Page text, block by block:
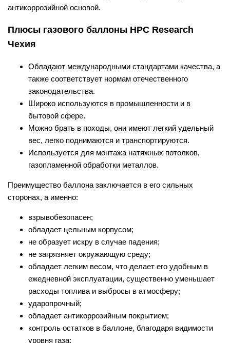
антикоррозийной основой.
Плюсы газового баллоны HPC Research
Чехия
Обладают международными стандартами качества, а
также соответствует нормам отечественного
законодательства.
Широко используются в промышленности и в
бытовой сфере.
Можно брать в походы, они имеют легкий удельный
вес, легко поднимаются и транспортируются.
Используется для монтажа натяжных потолков,
газопламенной обработки металлов.
Преимущество баллона заключается в его сильных
сторонах, а именно:
взрывобезопасен;
обладает цельным корпусом;
не образует искру в случае падения;
не загрязняет окружающую среду;
обладает легким весом, что делает его удобным в
ежедневной эксплуатации, существенно уменьшает
расходы топлива и выбросы в атмосферу;
ударопрочный;
обладает антикоррозийным покрытием;
контроль остатков в баллоне, благодаря видимости
уровня газа;